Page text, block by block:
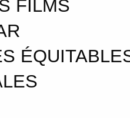
FILMS